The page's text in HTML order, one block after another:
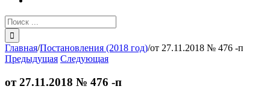
Результат
поиска:
Главная/Постановления (2018 год)/от 27.11.2018 № 476 -п
Предыдущая Следующая
от 27.11.2018 № 476 -п